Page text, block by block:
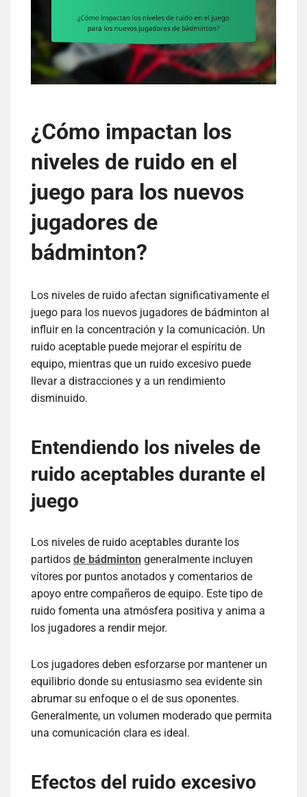
¿Cómo impactan los
niveles de ruido en el
juego para los nuevos
jugadores de
bádminton?
Los niveles de ruido afectan significativamente el
juego para los nuevos jugadores de bádminton al
influir en la concentración y la comunicación. Un
ruido aceptable puede mejorar el espíritu de
equipo, mientras que un ruido excesivo puede
llevar a distracciones y a un rendimiento
disminuido.
Entendiendo los niveles de
ruido aceptables durante el
juego
Los niveles de ruido aceptables durante los
partidos de bádminton generalmente incluyen
vítores por puntos anotados y comentarios de
apoyo entre compañeros de equipo. Este tipo de
ruido fomenta una atmósfera positiva y anima a
los jugadores a rendir mejor.
Los jugadores deben esforzarse por mantener un
equilibrio donde su entusiasmo sea evidente sin
abrumar su enfoque o el de sus oponentes.
Generalmente, un volumen moderado que permita
una comunicación clara es ideal.
Efectos del ruido excesivo